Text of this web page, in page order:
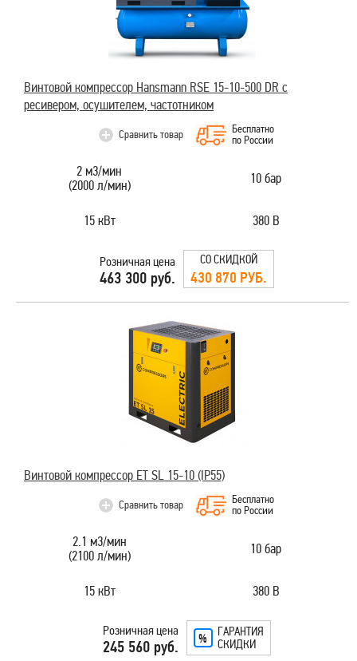
Винтовой компрессор Hansmann RSE 15-10-500 DR с
ресивером, осушителем, частотником
Сравнить товар
Бесплатно
по России
2 м3/мин
(2000 л/мин)
10 бар
15 кВт 380 В
Розничная цена
463 300 руб.
СО СКИДКОЙ
430 870 РУБ.
Винтовой компрессор ET SL 15-10 (IP55)
Сравнить товар
Бесплатно
по России
2.1 м3/мин
(2100 л/мин)
10 бар
15 кВт 380 В
Розничная цена
245 560 руб.
ГАРАНТИЯ
СКИДКИ